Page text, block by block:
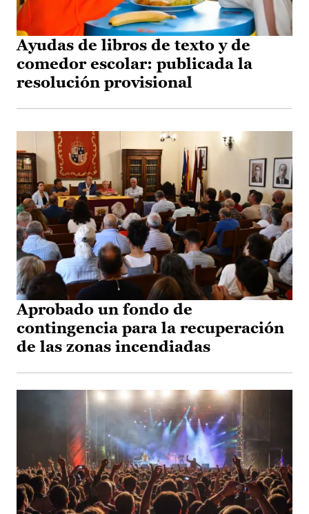
Ayudas de libros de texto y de
comedor escolar: publicada la
resolución provisional
Aprobado un fondo de
contingencia para la recuperación
de las zonas incendiadas